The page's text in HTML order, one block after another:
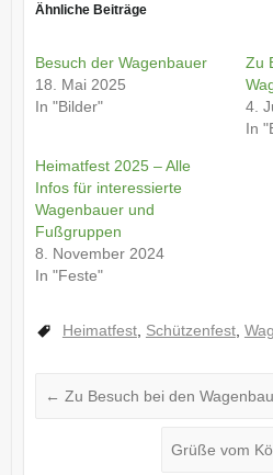
Ähnliche Beiträge
Besuch der Wagenbauer
18. Mai 2025
In "Bilder"
Zu
4.
In
Heimatfest 2025 – Alle
Infos für interessierte
Wagenbauer und
Fußgruppen
8. November 2024
In "Feste"
Heimatfest, Schützenfest,
← Zu Besuch bei den
Grüße vom